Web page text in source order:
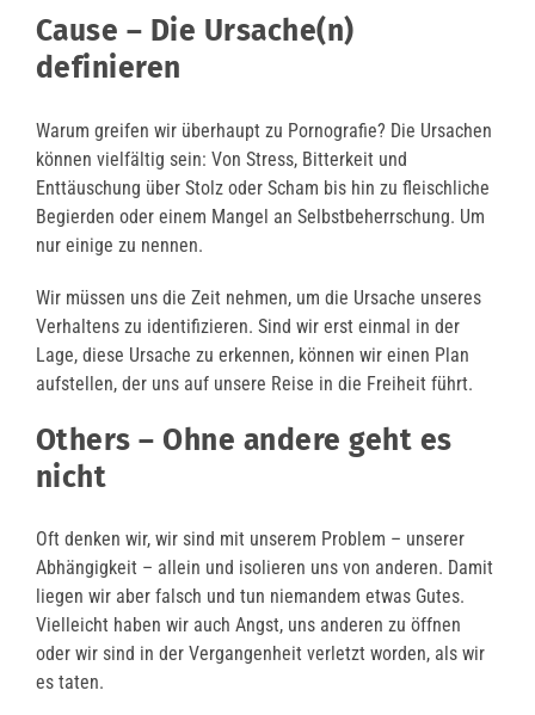
Cause – Die Ursache(n)
definieren
Warum greifen wir überhaupt zu Pornografie? Die Ursachen
können vielfältig sein: Von Stress, Bitterkeit und
Enttäuschung über Stolz oder Scham bis hin zu fleischliche
Begierden oder einem Mangel an Selbstbeherrschung. Um
nur einige zu nennen.
Wir müssen uns die Zeit nehmen, um die Ursache unseres
Verhaltens zu identifizieren. Sind wir erst einmal in der
Lage, diese Ursache zu erkennen, können wir einen Plan
aufstellen, der uns auf unsere Reise in die Freiheit führt.
Others – Ohne andere geht es
nicht
Oft denken wir, wir sind mit unserem Problem – unserer
Abhängigkeit – allein und isolieren uns von anderen. Damit
liegen wir aber falsch und tun niemandem etwas Gutes.
Vielleicht haben wir auch Angst, uns anderen zu öffnen
oder wir sind in der Vergangenheit verletzt worden, als wir
es taten.